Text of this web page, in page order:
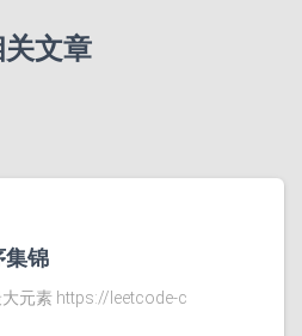
文章
集锦
大元素 https://leetcode-c